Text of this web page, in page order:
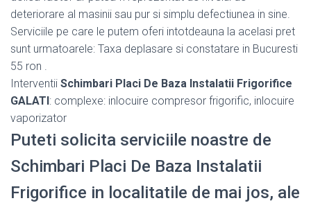
deteriorare al masinii sau pur si simplu defectiunea in sine.
Serviciile pe care le putem oferi intotdeauna la acelasi pret
sunt urmatoarele: Taxa deplasare si constatare in Bucuresti
55 ron .
Interventii Schimbari Placi De Baza Instalatii Frigorifice
GALATI: complexe: inlocuire compresor frigorific, inlocuire
vaporizator
Puteti solicita serviciile noastre de
Schimbari Placi De Baza Instalatii
Frigorifice in localitatile de mai jos, ale